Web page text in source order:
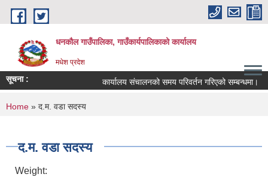
Skip to main content
धनकौल गाउँपालिका, गाउँकार्यपालिकाको कार्यालय
मधेश प्रदेश
सूचना : कार्यालय संचालनको समय परिवर्तन गरिएको सम्बन्धमा।
You are here
Home » द.म. वडा सदस्य
द.म. वडा सदस्य
Weight: